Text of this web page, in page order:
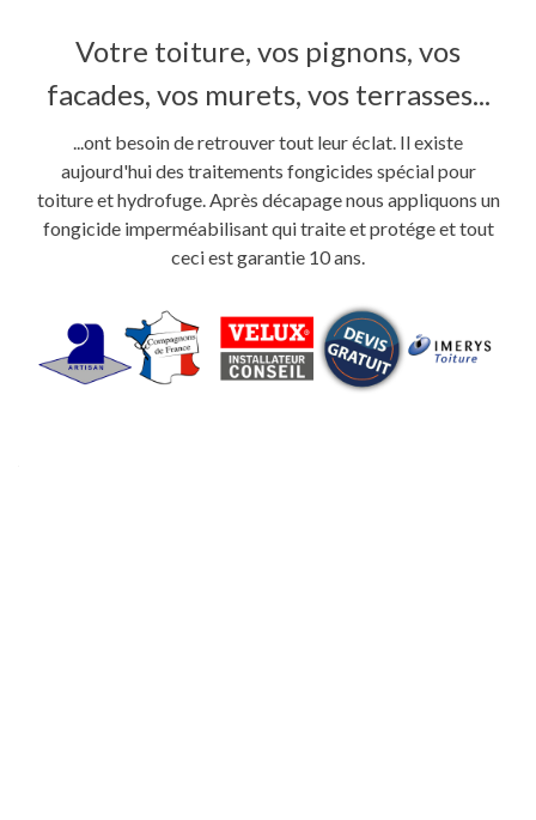
Votre toiture, vos pignons, vos
facades, vos murets, vos terrasses...
...ont besoin de retrouver tout leur éclat. Il existe
aujourd'hui des traitements fongicides spécial pour
toiture et hydrofuge. Après décapage nous appliquons un
fongicide imperméabilisant qui traite et protége et tout
ceci est garantie 10 ans.